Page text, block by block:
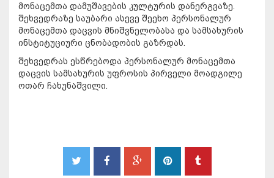
მონაცემთა დამუშავების კულტურის დანერგვაზე.
შეხვედრაზე საუბარი ასევე შეეხო პერსონალურ
მონაცემთა დაცვის მნიშვნელობასა და სამსახურის
ინსტიტუციური ცნობადობის გაზრდას.
შეხვედრას ესწრებოდა პერსონალურ მონაცემთა
დაცვის სამსახურის უფროსის პირველი მოადგილე
ოთარ ჩახუნაშვილი.